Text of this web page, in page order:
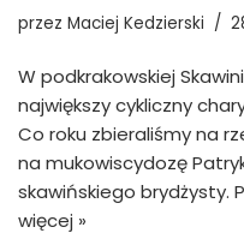
przez Maciej Kedzierski
W podkrakowskiej
największy cykliczny
Co roku zbieraliśmy na
na mukowiscydozę
skawińskiego brydżysty.
więcej »